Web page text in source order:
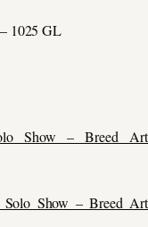
1025 GL
Show – Breed Art
Show – Breed Art